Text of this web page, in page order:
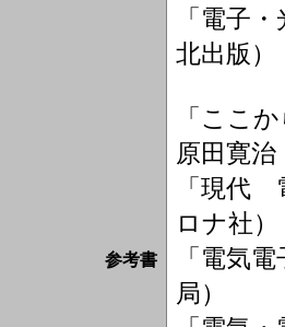
参考書
「電子
北出版
「ここ
原田寛
「現代
ロナ社）
「電気
局）